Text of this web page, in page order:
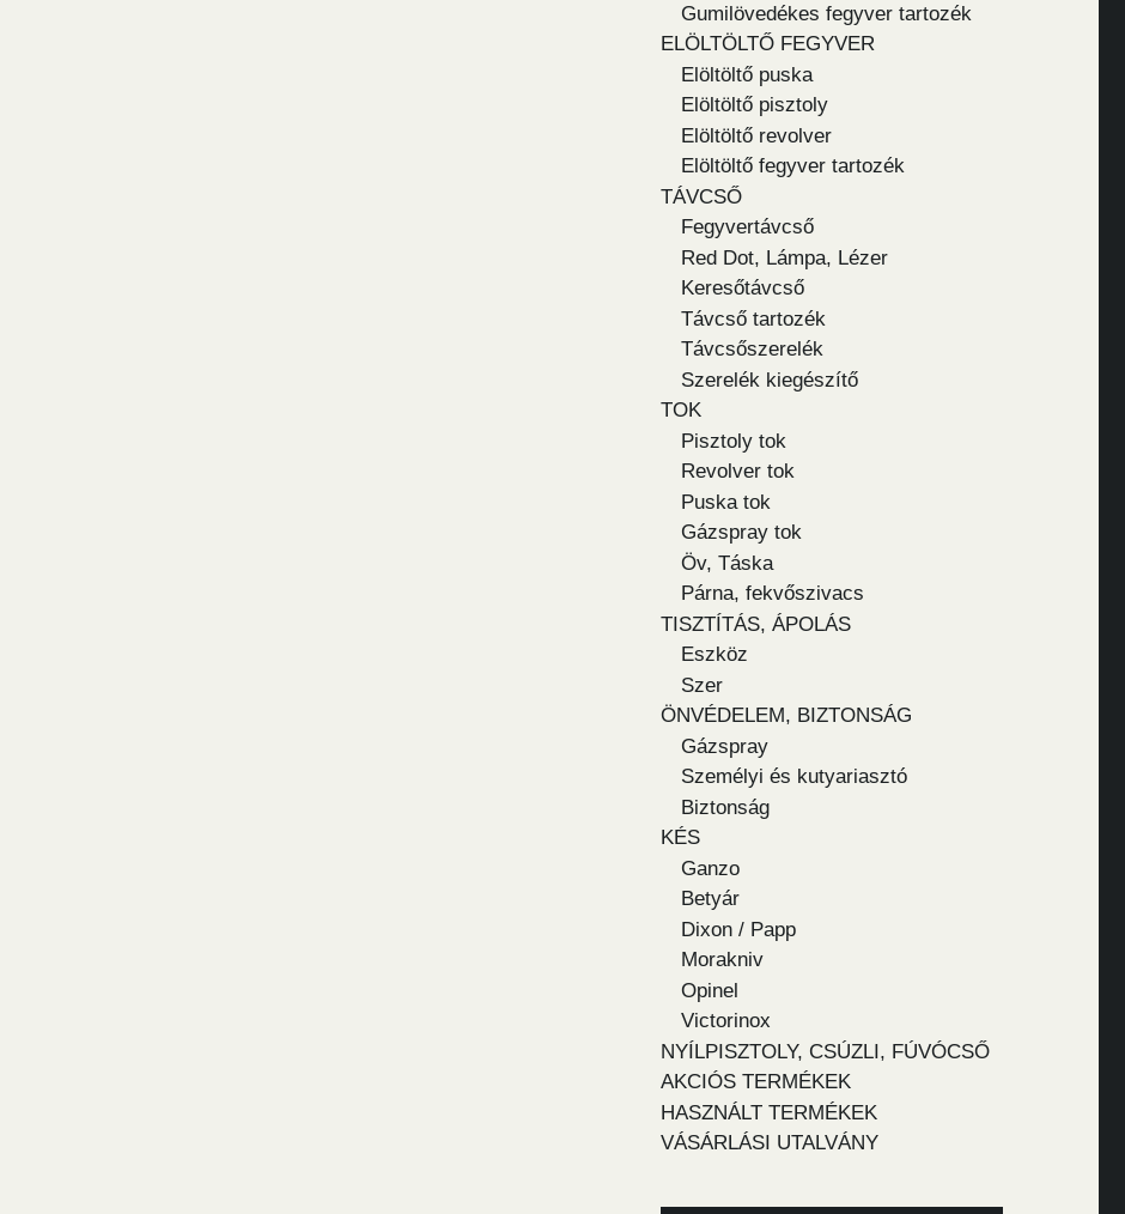
Gumilövedékes fegyver tartozék
ELÖLTÖLTŐ FEGYVER
Elöltöltő puska
Elöltöltő pisztoly
Elöltöltő revolver
Elöltöltő fegyver tartozék
TÁVCSŐ
Fegyvertávcső
Red Dot, Lámpa, Lézer
Keresőtávcső
Távcső tartozék
Távcsőszerelék
Szerelék kiegészítő
TOK
Pisztoly tok
Revolver tok
Puska tok
Gázspray tok
Öv, Táska
Párna, fekvőszivacs
TISZTÍTÁS, ÁPOLÁS
Eszköz
Szer
ÖNVÉDELEM, BIZTONSÁG
Gázspray
Személyi és kutyariasztó
Biztonság
KÉS
Ganzo
Betyár
Dixon / Papp
Morakniv
Opinel
Victorinox
NYÍLPISZTOLY, CSÚZLI, FÚVÓCSŐ
AKCIÓS TERMÉKEK
HASZNÁLT TERMÉKEK
VÁSÁRLÁSI UTALVÁNY